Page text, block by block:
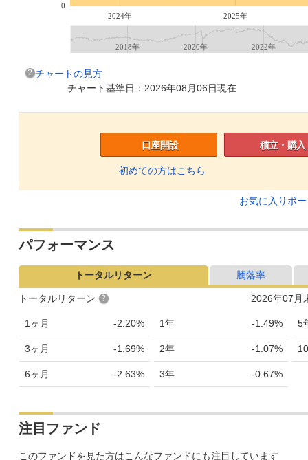
2024年 2025年
0
2018年 2020年 2022年
チャートの見方
チャート基準日：2026年08月06日現在
口座開設
初めての方はこちら
積立・購入
お気に入りボ
パフォーマンス
トータルリターン 騰落率
2026年07月
トータルリターン
1ヶ月 -2.20%
3ヶ月 -1.69%
6ヶ月 -2.63%
1年 -1.49%
2年 -1.07%
3年 -0.67%
5
注目ファンド
このファンドを見た方はこんなファンドにも注目しています